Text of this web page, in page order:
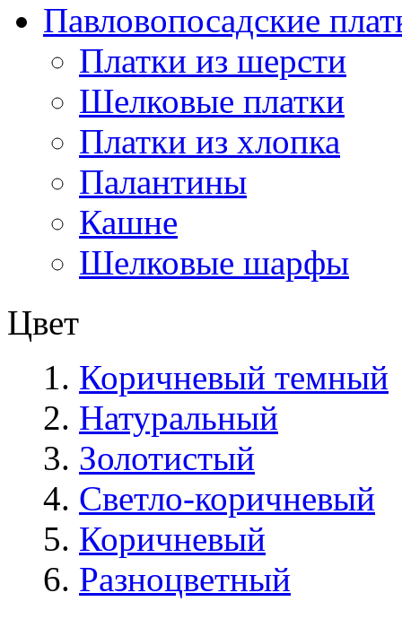
Павловопосадские
Платки из шерсти
Шелковые платки
Платки из хлопка
Палантины
Кашне
Шелковые шарфы
Цвет
Коричневый темный
Натуральный
Золотистый
Светло-коричневый
Коричневый
Разноцветный